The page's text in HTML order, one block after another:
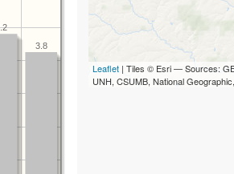
3.8
Leaflet | Tiles © Esri — Sources:
UNH, CSUMB, National